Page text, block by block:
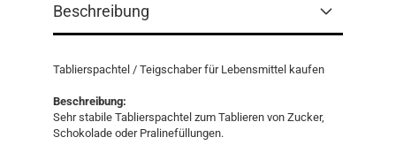
Beschreibung
Tablierspachtel / Teigschaber für Lebensmittel kaufen
Beschreibung:
Sehr stabile Tablierspachtel zum Tablieren von Zucker,
Schokolade oder Pralinefüllungen.